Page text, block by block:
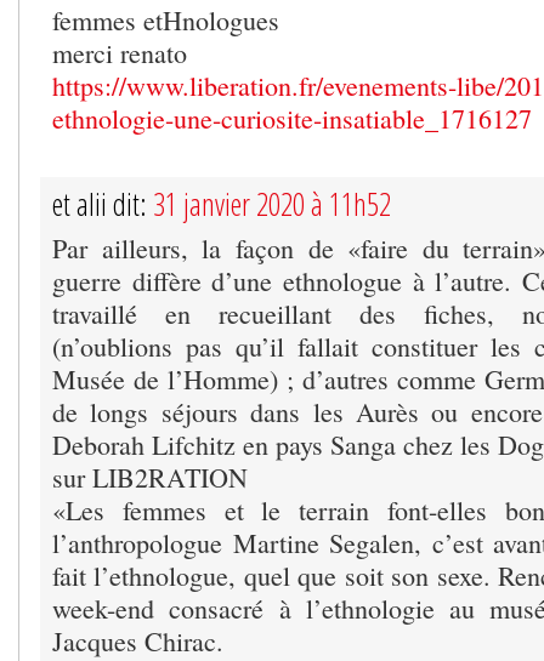
femmes etHnologues
merci renato
https://www.liberation.fr/evenements-libe/
ethnologie-une-curiosite-insatiable_1716127
et alii dit: 31 janvier 2020 à 11h52
Par ailleurs, la façon de «faire du
guerre diffère d’une ethnologue à l’autre.
travaillé en recueillant des fiches,
(n’oublions pas qu’il fallait constituer les
Musée de l’Homme) ; d’autres comme
de longs séjours dans les Aurès ou
Deborah Lifchitz en pays Sanga chez les
sur LIB2RATION
«Les femmes et le terrain font-elles
l’anthropologue Martine Segalen, c’est
fait l’ethnologue, quel que soit son sexe.
week-end consacré à l’ethnologie au
Jacques Chirac.